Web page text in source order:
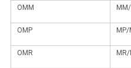
OMM
OMP MP/
OMR MR/